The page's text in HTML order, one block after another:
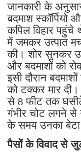
जानकारी के
बदमाश स्कॉर्पियो
कपिल विहार पहुंचे
में जमकर उत्पात
की। शोर सुनकर
और बदमाशों को
इसी दौरान
को टक्कर मार
से 8 फीट तक
गंभीर चोट लगने से
के समय उनका बेटा
पैसों के विवाद से